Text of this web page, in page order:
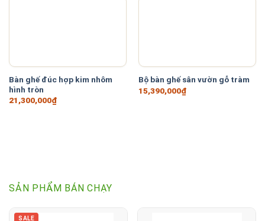
Bàn ghế đúc hợp kim nhôm
hình tròn
21,300,000₫
Bộ bàn ghế sân vườn gỗ tràm
15,390,000₫
SẢN PHẨM BÁN CHẠY
SALE